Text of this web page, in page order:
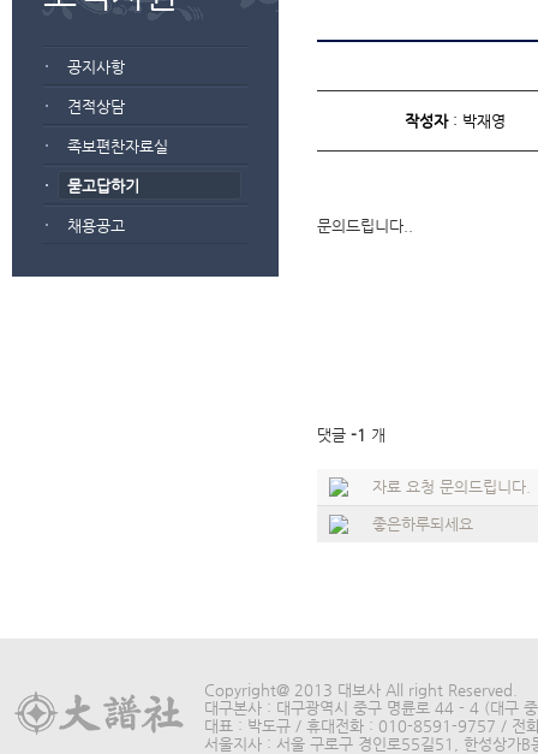
공지사항
견적상담
족보편찬자료실
묻고답하기
채용공고
작성자: 박재영
문의드립니다..
댓글 -1 개
자료 요청 문의드립니다.
좋은하루되세요
대구본사 : 대구광역시 중구 명륜로 44 - 4 (대구
대표 : 박도규 / 휴대전화 : 010-8591-9757 /
서울지사 : 서울 구로구 경인로55길51, 한성상
Copyright@ 2013 대보사 All right Reserved.